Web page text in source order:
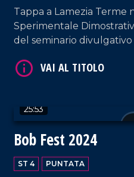
Tappa a Lamezia Terme
Sperimentale
del seminario
25:53
Bob Fest 2024
ST 4 PUNTATA
VAI AL TITOLO